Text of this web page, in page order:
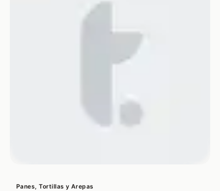
Panes, Tortillas y Arepas